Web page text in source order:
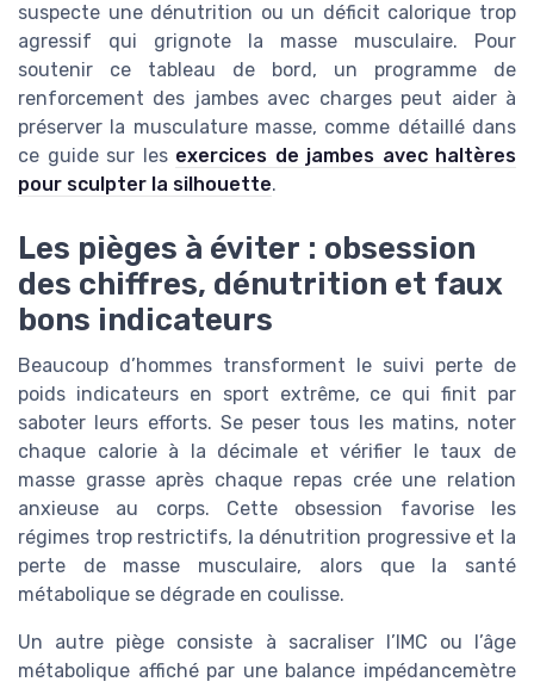
suspecte une dénutrition ou un déficit calorique trop
agressif qui grignote la masse musculaire. Pour
soutenir ce tableau de bord, un programme de
renforcement des jambes avec charges peut aider à
préserver la musculature masse, comme détaillé dans
ce guide sur les exercices de jambes avec haltères
pour sculpter la silhouette.
Les pièges à éviter : obsession
des chiffres, dénutrition et faux
bons indicateurs
Beaucoup d’hommes transforment le suivi perte de
poids indicateurs en sport extrême, ce qui finit par
saboter leurs efforts. Se peser tous les matins, noter
chaque calorie à la décimale et vérifier le taux de
masse grasse après chaque repas crée une relation
anxieuse au corps. Cette obsession favorise les
régimes trop restrictifs, la dénutrition progressive et la
perte de masse musculaire, alors que la santé
métabolique se dégrade en coulisse.
Un autre piège consiste à sacraliser l’IMC ou l’âge
métabolique affiché par une balance impédancemètre